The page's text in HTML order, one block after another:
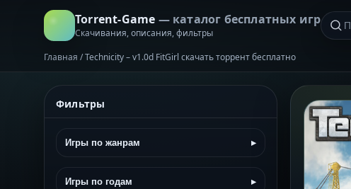
Torrent-Game — каталог бесплатных игр
Скачивания, описания, фильтры
Главная /Technicity – v1.0d FitGirl скачать торрент бесплатно
Фильтры
Игры по жанрам ▸
Игры по годам ▸